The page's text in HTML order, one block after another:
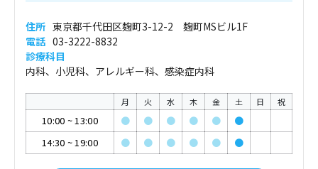
住所 東京都千代田区麹町3-12-2 麹町MSビル1F
電話 03-3222-8832
診療科目
内科、小児科、アレルギー科、感染症内科
月 火 水 木 金 土 日 祝
10:00 ~13:00 ● ● ● ● ●
●
14:30 ~19:00 ● ● ● ● ● ●